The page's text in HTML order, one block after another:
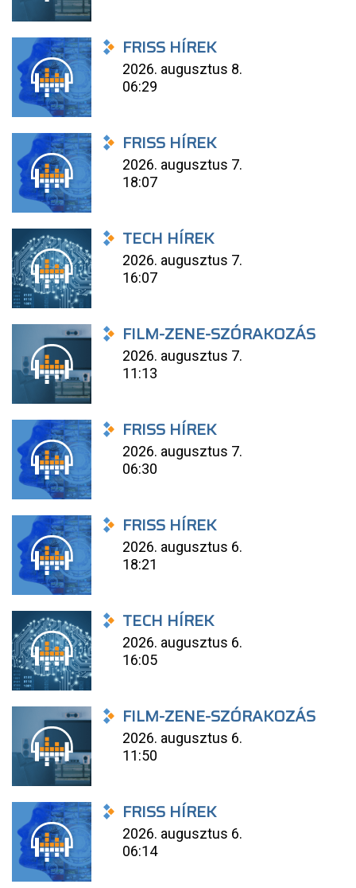
FRISS HÍREK
2026. augusztus 8.
06:29
FRISS HÍREK
2026. augusztus 7.
18:07
TECH HÍREK
2026. augusztus 7.
16:07
FILM-ZENE-SZÓRAKOZÁS
2026. augusztus 7.
11:13
FRISS HÍREK
2026. augusztus 7.
06:30
FRISS HÍREK
2026. augusztus 6.
18:21
TECH HÍREK
2026. augusztus 6.
16:05
FILM-ZENE-SZÓRAKOZÁS
2026. augusztus 6.
11:50
FRISS HÍREK
2026. augusztus 6.
06:14